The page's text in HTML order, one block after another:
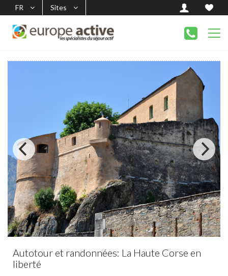
FR Sites
Autotour et randonnées: La Haute Corse en
liberté